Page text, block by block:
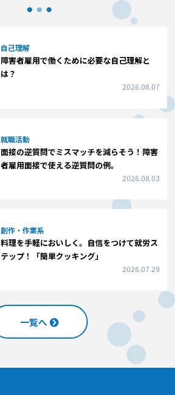
自己理解
障害者雇用で働くために必要な自己理解と
は？
2026.08.07
就職活動
面接の逆質問でミスマッチを減らそう！障害
者雇用面接で使える逆質問の例。
2026.08.03
創作・作業系
料理を手軽においしく。自信をつけて就労ス
テップ！「簡単クッキング」
2026.07.29
一覧へ